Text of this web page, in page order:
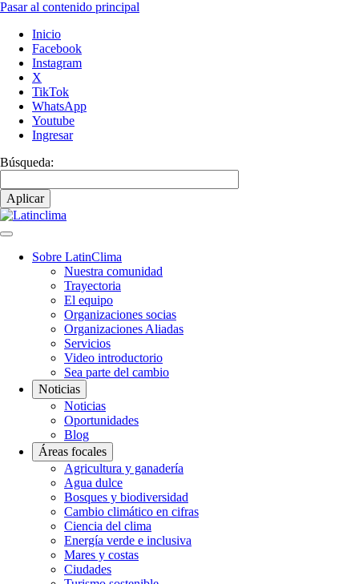
Pasar al contenido principal
Inicio
Facebook
Instagram
X
TikTok
WhatsApp
Youtube
Ingresar
Búsqueda:
Navegación
Sobre LatinClima
Nuestra comunidad
Trayectoria
El equipo
Organizaciones socias
Organizaciones Aliadas
Servicios
Video introductorio
Sea parte del cambio
Noticias
Noticias
Oportunidades
Blog
Áreas focales
Agricultura y ganadería
Agua dulce
Bosques y biodiversidad
Cambio climático en cifras
Ciencia del clima
Energía verde e inclusiva
Mares y costas
Ciudades